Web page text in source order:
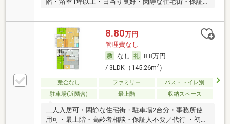
可
8.80万円
管理費なし
なし
8.8万円
/ 3LDK（145.26m2）
敷金なし ファミリー
バス・トイレ別
駐車場(近隣含)
最上階 収納スペース
二人入居可・閑静な住宅街・駐車場2台分・事務所使
用可・最上階・高齢者相談・保証人不要／代行 ・初期